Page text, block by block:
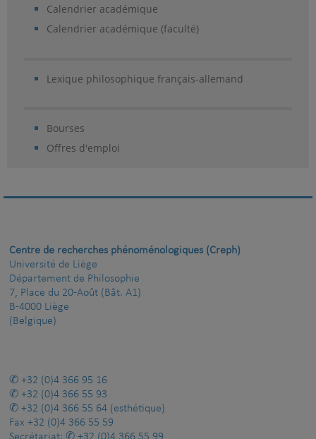
Calendrier académique
Calendrier académique (faculté)
Lexique philosophique français-allemand
Bourses
Offres d'emploi
Centre de recherches phénoménologiques (Creph)
Université de Liège
Département de Philosophie
7, Place du 20-Août (Bât. A1)
B-4000 Liège
(Belgique)
+32 (0)4 366 95 16
+32 (0)4 366 55 93
+32 (0)4 366 55 64 (esthétique)
Fax +32 (0)4 366 55 59